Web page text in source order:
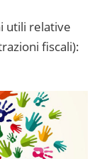
utili relative
fiscali):